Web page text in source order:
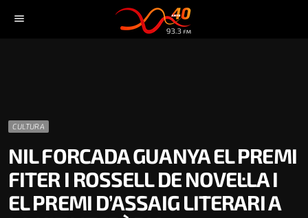
menu
CULTURA
NIL FORCADA GUANYA EL PREMI
FITER I ROSSELL DE NOVEL·LA I
EL PREMI D’ASSAIG LITERARI A